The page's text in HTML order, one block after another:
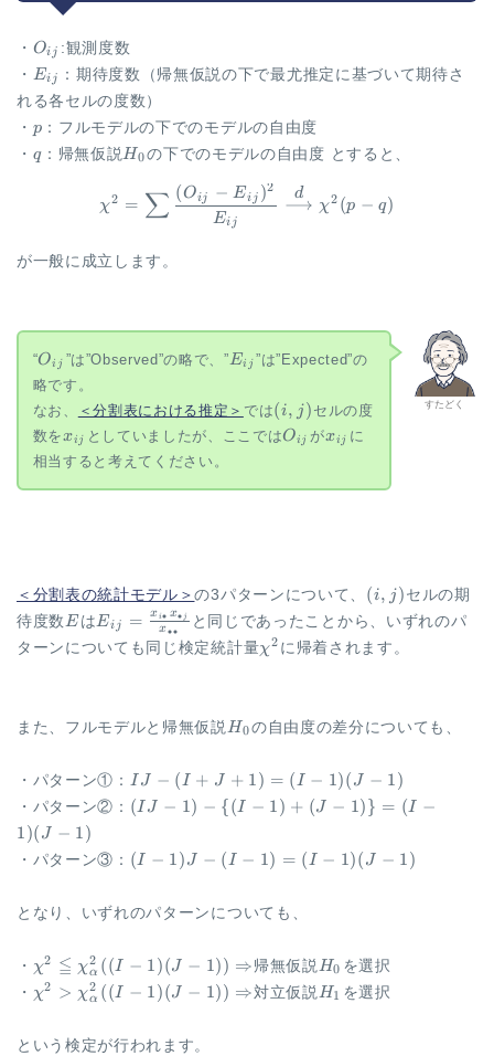
・ O_{ij}
Oij :観測度数
・ E_{ij}
Eij
：期待度数（帰無仮説の下で最尤推定に基づいて期待さ
れる各セルの度数）
・ p
p ：フルモデルの下でのモデルの自由度
・ q
q：帰無仮説 H_0
H0の下でのモデルの自由度 とすると、
\begin{aligned} \chi^2 =
χ2 = ∑ Eij
(Oij − Eij )2
⟶
d
χ2 (p − q)
が一般に成立します。
すたどく
“O_{ij}
Oij ”は”Observed”の略で、” E_{ij}
Eij ”は”Expected”の
略です。
なお、
＜分割表における推定＞ では(i,j)
(i, j ) セルの度
数をx_{ij}
xij としていましたが、ここではO_{ij}
Oij がx_{ij}
xij に
相当すると考えてください。
＜分割表の統計モデル＞の3パターンについて、 (i,j)
(i, j) セルの期
待度数 E
E は E_{ij}=\frac{x_{i
\bullet}
x_{\bullet j}}
Eij = x∙∙
xi∙ x∙ j
と同じであったことから、いずれのパ
ターンについても同じ検定統計量\chi^2
χ2 に帰着されます。
また、フルモデルと帰無仮説 H_0
H0の自由度の差分についても、
・パターン①： IJ-
(I+J+1)
= (I-1)
I J − (I + J + 1 ) = (I − 1 )(J − 1 )
・パターン②： (IJ-
(I-
+
\}
=
1)
(I J − 1 ) − {(I − 1 ) + (J − 1 )} = (I −
1 )(J − 1 )
・パターン③： (I-
1)
(I-
(J-
(I − 1 )J − (I − 1 ) = (I − 1 )(J − 1 )
となり、いずれのパターンについても、
・ \chi^2 \leqq
\chi^2_{\alpha}
((I-1)(J-1))
χ2 ≦ χα
2 ((I − 1 )(J − 1 )) ⇒ 帰無仮説 H_0
H0 を選択
・ \chi^2 \gt
χ2 > χα
2 ((I − 1 )(J − 1 )) ⇒対立仮説 H_1
H1 を選択
という検定が行われます。